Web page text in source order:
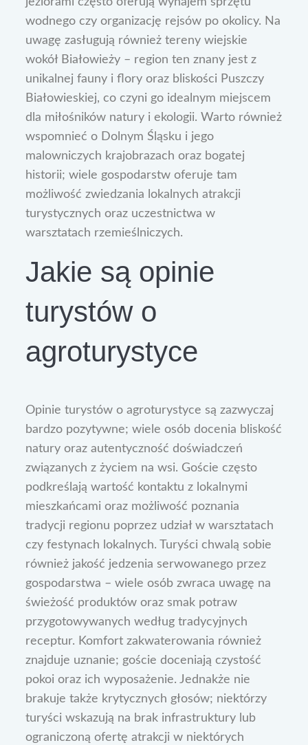
wodnego czy organizację rejsów po okolicy. Na
uwagę zasługują również tereny wiejskie
wokół Białowieży – region ten znany jest z
unikalnej fauny i flory oraz bliskości Puszczy
Białowieskiej, co czyni go idealnym miejscem
dla miłośników natury i ekologii. Warto również
wspomnieć o Dolnym Śląsku i jego
malowniczych krajobrazach oraz bogatej
historii; wiele gospodarstw oferuje tam
możliwość zwiedzania lokalnych atrakcji
turystycznych oraz uczestnictwa w
warsztatach rzemieślniczych.
Jakie są opinie
turystów o
agroturystyce
Opinie turystów o agroturystyce są zazwyczaj
bardzo pozytywne; wiele osób docenia bliskość
natury oraz autentyczność doświadczeń
związanych z życiem na wsi. Goście często
podkreślają wartość kontaktu z lokalnymi
mieszkańcami oraz możliwość poznania
tradycji regionu poprzez udział w warsztatach
czy festynach lokalnych. Turyści chwalą sobie
również jakość jedzenia serwowanego przez
gospodarstwa – wiele osób zwraca uwagę na
świeżość produktów oraz smak potraw
przygotowywanych według tradycyjnych
receptur. Komfort zakwaterowania również
znajduje uznanie; goście doceniają czystość
pokoi oraz ich wyposażenie. Jednakże nie
brakuje także krytycznych głosów; niektórzy
turyści wskazują na brak infrastruktury lub
ograniczoną ofertę atrakcji w niektórych